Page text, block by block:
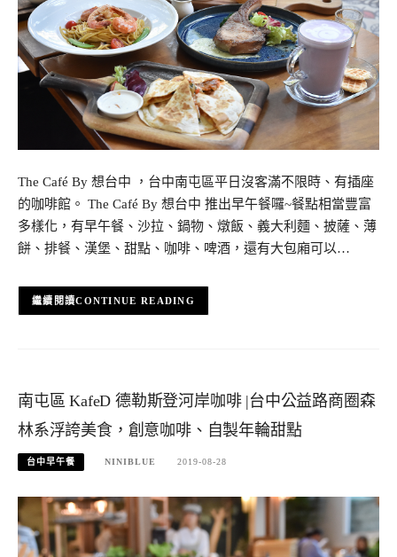
The Café By 想台中 ，台中南屯區平日沒客滿不限時、有插座
的咖啡館。 The Café By 想台中 推出早午餐囉~餐點相當豐富
多樣化，有早午餐、沙拉、鍋物、燉飯、義大利麵、披薩、薄
餅、排餐、漢堡、甜點、咖啡、啤酒，還有大包廂可以…
CONTINUE READING
南屯區 KafeD 德勒斯登河岸咖啡 |台中公益路商圈森
林系浮誇美食，創意咖啡、自製年輪甜點
台中早午餐 NINIBLUE 2019-08-28